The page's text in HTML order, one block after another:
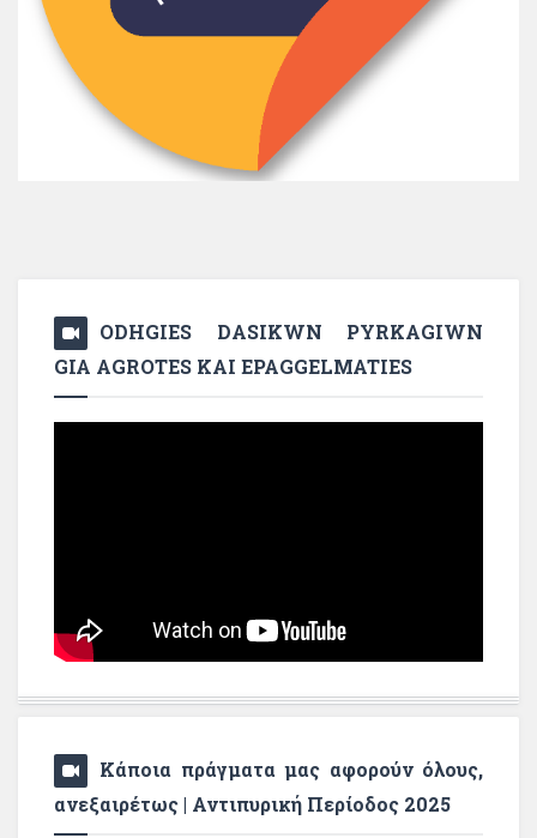
ODHGIES DASIKWN PYRKAGIWN
GIA AGROTES KAI EPAGGELMATIES
Κάποια πράγματα μας αφορούν όλους,
ανεξαιρέτως | Αντιπυρική Περίοδος 2025